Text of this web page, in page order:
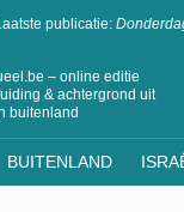
publicatie:
– online editie
& achtergrond uit
buitenland
BUITENLAND